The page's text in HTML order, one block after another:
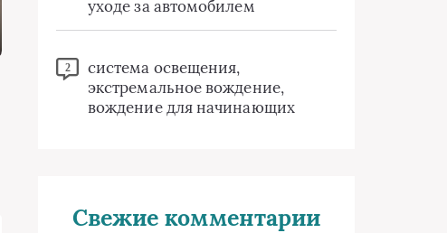
уходе за автомобилем
2
система освещения,
экстремальное вождение,
вождение для начинающих
Свежие комментарии